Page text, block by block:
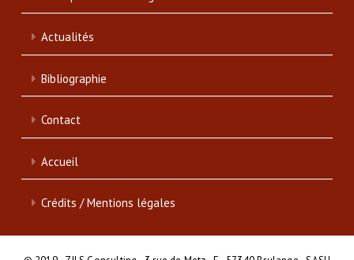
Actualités
Bibliographie
Contact
Accueil
Crédits / Mentions légales